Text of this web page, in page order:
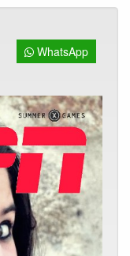
WhatsApp